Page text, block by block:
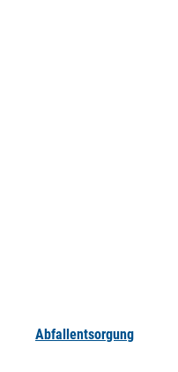
Abfallentsorgung